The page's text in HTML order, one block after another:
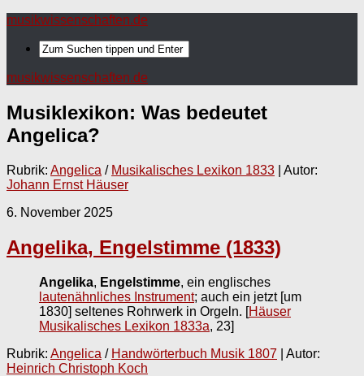
musikwissenschaften.de
musikwissenschaften.de
Musiklexikon: Was bedeutet
Angelica?
Rubrik: Angelica / Musikalisches Lexikon 1833 | Autor:
Johann Ernst Häuser
6. November 2025
Angelika, Engelstimme (1833)
Angelika, Engelstimme, ein englisches
lautenähnliches Instrument; auch ein jetzt [um
1830] seltenes Rohrwerk in Orgeln. [Häuser
Musikalisches Lexikon 1833a, 23]
Rubrik: Angelica / Handwörterbuch Musik 1807 | Autor:
Heinrich Christoph Koch